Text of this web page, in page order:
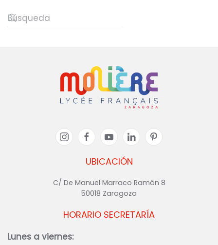
UBICACIÓN
C/ De Manuel Marraco Ramón 8
50018 Zaragoza
HORARIO SECRETARÍA
Lunes a viernes: